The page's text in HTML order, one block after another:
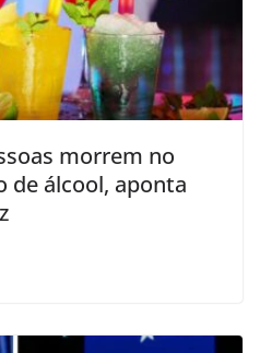
morrem no
de álcool, aponta